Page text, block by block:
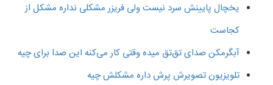
یخچال پایینش سرد نیست ولی فریزر مشکلی نداره مشکل از
کجاست
آبگرمکن صدای تق‌تق میده وقتی کار می‌کنه این صدا برای چیه
تلویزیون تصویرش پرش داره مشکلش چیه